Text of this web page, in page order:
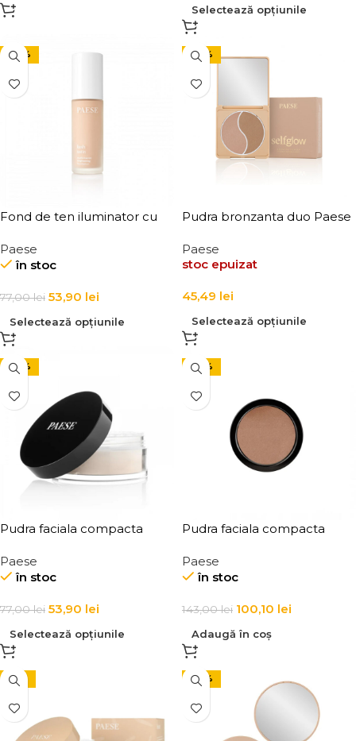
Selectează opțiunile
-30%
Fond de ten iluminator cu
Satin Foundation 30 ml
Paese
în stoc
77,00lei 53,90 lei
Selectează opțiunile
-30%
Pudra bronzanta duo Paese
Paese
stoc epuizat
45,49 lei
Selectează opțiunile
-30%
Pudra faciala compacta
Definition Paese HD Powder
15g
Paese
în stoc
77,00lei 53,90 lei
Selectează opțiunile
-30%
Pudra faciala compacta
gat Paese Shimmer Pressed
Powder Nr. 04 9g
Paese
în stoc
143,00lei 100,10 lei
Adaugă în coș
-31% -30%